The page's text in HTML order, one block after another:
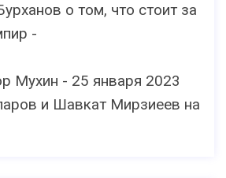
о том, что стоит за
-
- 25 января 2023
и Шавкат Мирзиеев на